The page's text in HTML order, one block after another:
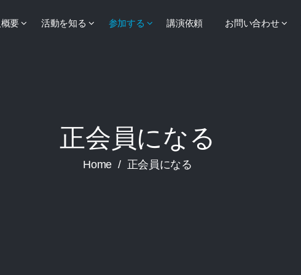
要 活動を知る 参加する 講演依頼 お問い合わせ
正会員になる
Home / 正会員になる